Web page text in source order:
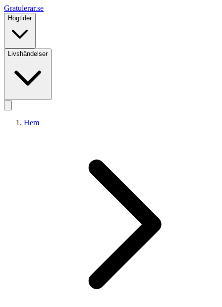
Gratulerar.se
Högtider
Livshändelser
Hem